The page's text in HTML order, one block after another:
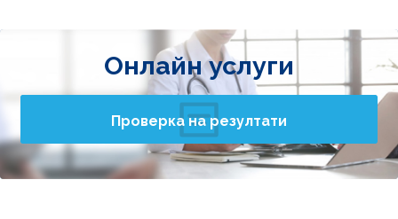
Онлайн услуги
Проверка на резултати